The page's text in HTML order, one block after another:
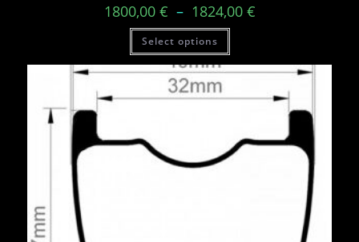
1800,00 € – 1824,00 €
Select options